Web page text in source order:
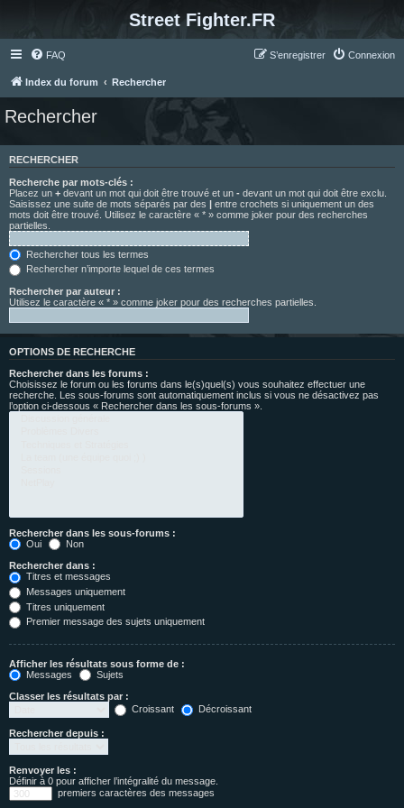
Street Fighter.FR
FAQ Connexion
S’enregistrer
Index du forum Rechercher
Rechercher
RECHERCHER
Recherche par mots-clés :
Placez un + devant un mot qui doit être trouvé et un - devant un mot qui doit être exclu.
Saisissez une suite de mots séparés par des | entre crochets si uniquement un des
mots doit être trouvé. Utilisez le caractère « * » comme joker pour des recherches
partielles.
Rechercher tous les termes
Rechercher n’importe lequel de ces termes
Rechercher par auteur :
Utilisez le caractère « * » comme joker pour des recherches partielles.
OPTIONS DE RECHERCHE
Rechercher dans les forums :
Choisissez le forum ou les forums dans le(s)quel(s) vous souhaitez effectuer une
recherche. Les sous-forums sont automatiquement inclus si vous ne désactivez pas
l’option ci-dessous « Rechercher dans les sous-forums ».
Rechercher dans les sous-forums :
Oui
Non
Rechercher dans :
Titres et messages
Messages uniquement
Titres uniquement
Premier message des sujets uniquement
Afficher les résultats sous forme de :
Messages
Sujets
Classer les résultats par :
Croissant
Décroissant
Rechercher depuis :
Renvoyer les :
Définir à 0 pour afficher l’intégralité du message.
premiers caractères des messages